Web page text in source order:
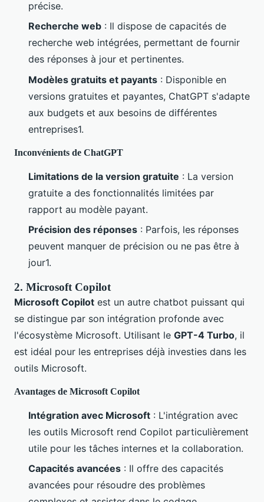
précise.
Recherche web : Il dispose de capacités de
recherche web intégrées, permettant de fournir
des réponses à jour et pertinentes.
Modèles gratuits et payants : Disponible en
versions gratuites et payantes, ChatGPT s'adapte
aux budgets et aux besoins de différentes
entreprises1.
Inconvénients de ChatGPT
Limitations de la version gratuite : La version
gratuite a des fonctionnalités limitées par
rapport au modèle payant.
Précision des réponses : Parfois, les réponses
peuvent manquer de précision ou ne pas être à
jour1.
2. Microsoft Copilot
Microsoft Copilot est un autre chatbot puissant qui
se distingue par son intégration profonde avec
l'écosystème Microsoft. Utilisant le GPT-4 Turbo, il
est idéal pour les entreprises déjà investies dans les
outils Microsoft.
Avantages de Microsoft Copilot
Intégration avec Microsoft : L'intégration avec
les outils Microsoft rend Copilot particulièrement
utile pour les tâches internes et la collaboration.
Capacités avancées : Il offre des capacités
avancées pour résoudre des problèmes